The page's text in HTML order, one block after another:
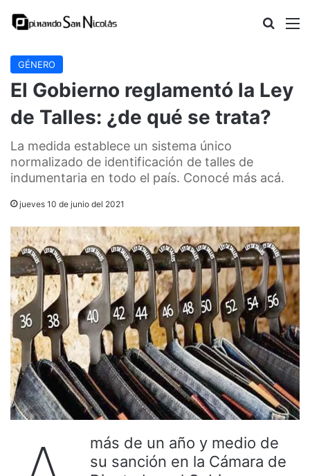
Buscar
GÉNERO
El Gobierno reglamentó la Ley
de Talles: ¿de qué se trata?
La medida establece un sistema único
normalizado de identificación de talles de
indumentaria en todo el país. Conocé más acá.
jueves 10 de junio del 2021
más de un año y medio de
su sanción en la Cámara de